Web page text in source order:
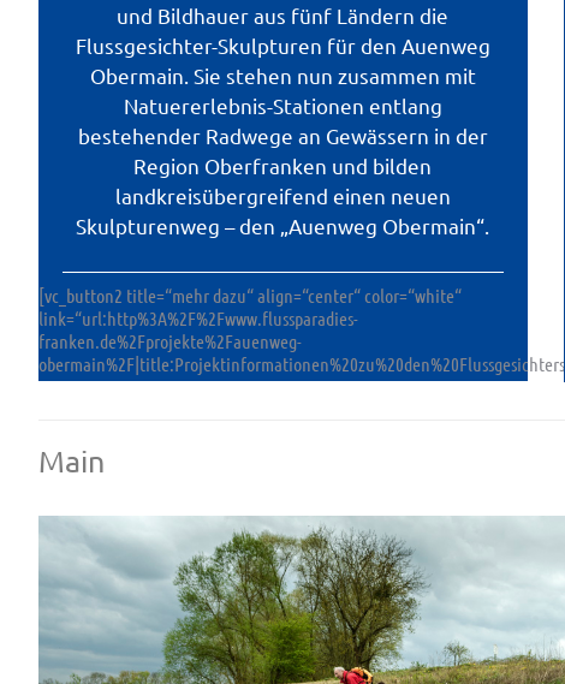
und Bildhauer aus fünf Ländern die
Flussgesichter-Skulpturen für den Auenweg
Obermain. Sie stehen nun zusammen mit
Natuererlebnis-Stationen entlang
bestehender Radwege an Gewässern in der
Region Oberfranken und bilden
landkreisübergreifend einen neuen
Skulpturenweg – den „Auenweg Obermain“.
[vc_button2 title=“mehr dazu“ align=“center“ color=“white“
link=“url:http%3A%2F%2Fwww.flussparadies-
franken.de%2Fprojekte%2Fauenweg-
Main